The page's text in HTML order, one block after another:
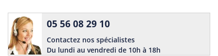
05 56 08 29 10
Contactez nos spécialistes
Du lundi au vendredi de 10h à 18h